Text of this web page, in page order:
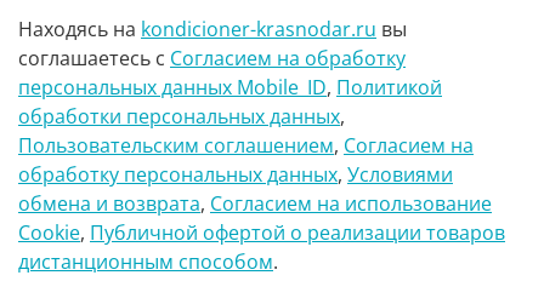
г Краснодар Ул Петра метальникова 23
8(900)29-888-66
info@kondicioner-krasnodar.ru
Находясь на kondicioner-krasnodar.ru вы
соглашаетесь с Согласием на обработку
персональных данных Mobile_ID, Политикой
обработки персональных данных,
Пользовательским соглашением, Согласием на
обработку персональных данных, Условиями
обмена и возврата, Согласием на использование
Сookie, Публичной офертой о реализации товаров
дистанционным способом.